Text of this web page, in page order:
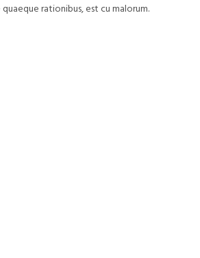
rationibus, est cu malorum.